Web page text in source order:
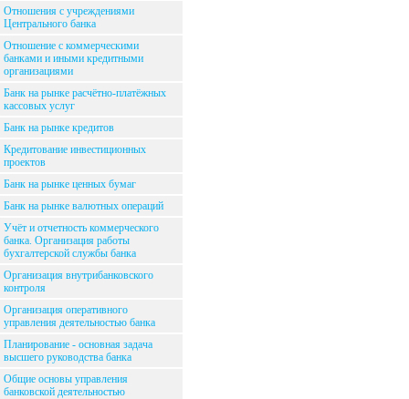
Отношения с учреждениями
Центрального банка
Отношение с коммерческими
банками и иными кредитными
организациями
Банк на рынке расчётно-платёжных
кассовых услуг
Банк на рынке кредитов
Кредитование инвестиционных
проектов
Банк на рынке ценных бумаг
Банк на рынке валютных операций
Учёт и отчетность коммерческого
банка. Организация работы
бухгалтерской службы банка
Организация внутрибанковского
контроля
Организация оперативного
управления деятельностью банка
Планирование - основная задача
высшего руководства банка
Общие основы управления
банковской деятельностью